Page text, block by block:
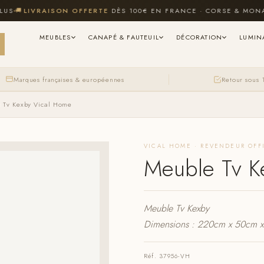
LIVRAISON OFFERTEDÈS 100€ EN FRANCE · CORSE & MONACO
MEUBLES CANAPÉ & FAUTEUIL DÉCORATION
Marques françaises & européennes Retour sous
Tv Kexby Vical Home
VICAL HOME · REVENDEUR
Meuble Tv
Meuble Tv Kexby
Dimensions : 220cm x 50cm
Réf. 37956-VH